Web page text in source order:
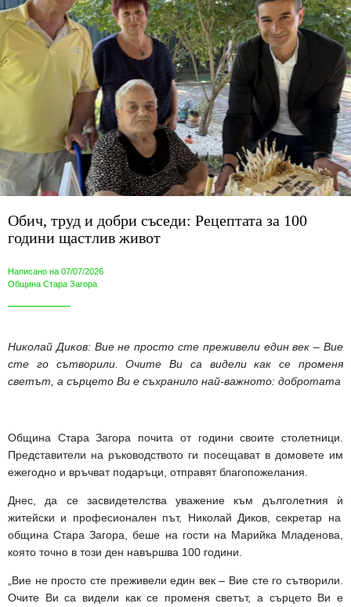
Обич, труд и добри съседи: Рецептата за 100
години щастлив живот
Написано на 07/07/2026
Община Стара Загора
Николай Диков: Вие не просто сте преживели един век – Вие
сте го сътворили. Очите Ви са видели как се променя
светът, а сърцето Ви е съхранило най-важното: добротата
Община Стара Загора почита от години своите столетници.
Представители на ръководството ги посещават в домовете им
ежегодно и връчват подаръци, отправят благопожелания.
Днес, да се засвидетелства уважение към дълголетния ѝ
житейски и професионален път, Николай Диков, секретар на
община Стара Загора, беше на гости на Марийка Младенова,
която точно в този ден навършва 100 години.
„Вие не просто сте преживели един век – Вие сте го сътворили.
Очите Ви са видели как се променя светът, а сърцето Ви е